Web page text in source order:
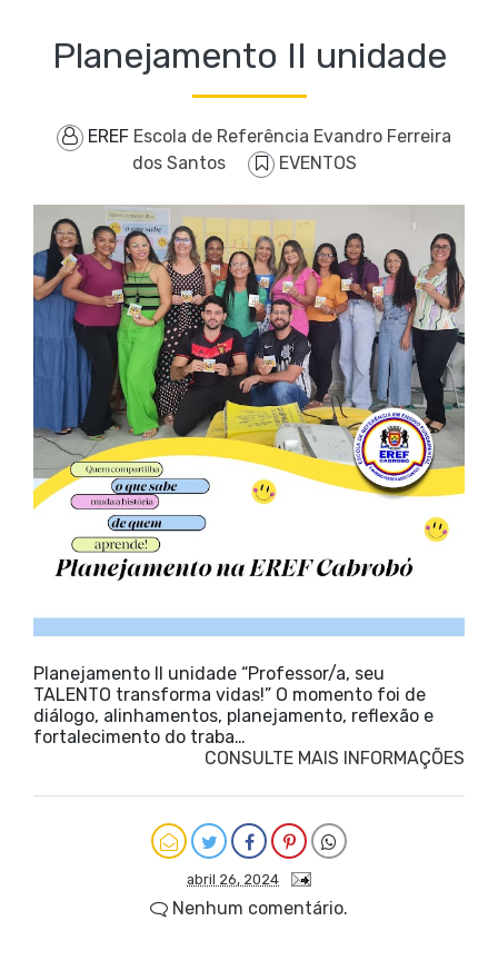
Planejamento II unidade
EREF Escola de Referência Evandro Ferreira
dos Santos
EVENTOS
Planejamento II unidade “Professor/a, seu
TALENTO transforma vidas!” O momento foi de
diálogo, alinhamentos, planejamento, reflexão e
fortalecimento do traba…
CONSULTE MAIS INFORMAÇÕES
abril 26, 2024
Nenhum comentário.